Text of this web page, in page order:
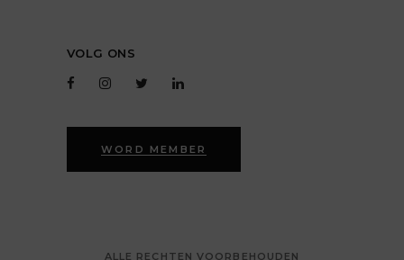
VOLG ONS
WORD MEMBER
ALLE RECHTEN VOORBEHOUDEN